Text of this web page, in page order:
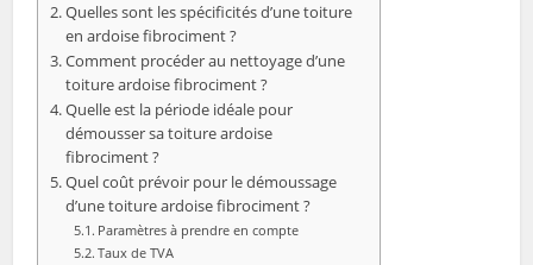
Quelles sont les spécificités d’une toiture
en ardoise fibrociment ?
Comment procéder au nettoyage d’une
toiture ardoise fibrociment ?
Quelle est la période idéale pour
démousser sa toiture ardoise
fibrociment ?
Quel coût prévoir pour le démoussage
d’une toiture ardoise fibrociment ?
Paramètres à prendre en compte
Taux de TVA